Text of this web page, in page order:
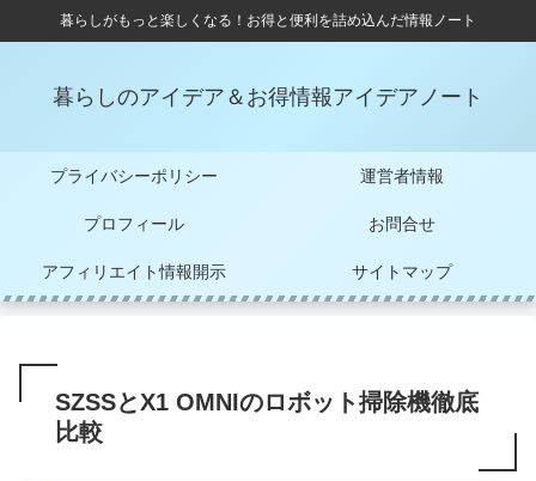
暮らしがもっと楽しくなる！お得と便利を詰め込んだ情報ノート
暮らしのアイデア＆お得情報アイデアノート
プライバシーポリシー 運営者情報
プロフィール お問合せ
アフィリエイト情報開示 サイトマップ
SZSSとX1 OMNIのロボット掃除機徹底
比較